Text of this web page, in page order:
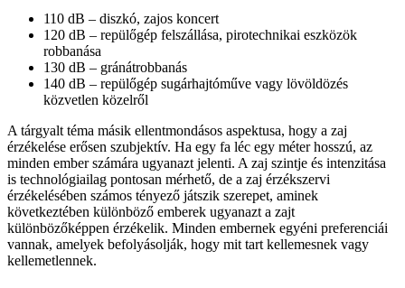
110 dB – diszkó, zajos koncert
120 dB – repülőgép felszállása, pirotechnikai eszközök
robbanása
130 dB – gránátrobbanás
140 dB – repülőgép sugárhajtóműve vagy lövöldözés
közvetlen közelről
A tárgyalt téma másik ellentmondásos aspektusa, hogy a zaj
érzékelése erősen szubjektív. Ha egy fa léc egy méter hosszú, az
minden ember számára ugyanazt jelenti. A zaj szintje és intenzitása
is technológiailag pontosan mérhető, de a zaj érzékszervi
érzékelésében számos tényező játszik szerepet, aminek
következtében különböző emberek ugyanazt a zajt
különbözőképpen érzékelik. Minden embernek egyéni preferenciái
vannak, amelyek befolyásolják, hogy mit tart kellemesnek vagy
kellemetlennek.